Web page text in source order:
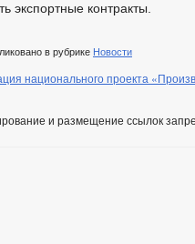
экспортные контракты.
в рубрике Новости
национального проекта
и размещение ссылок